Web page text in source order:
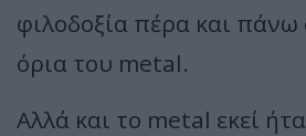
φιλοδοξία πέρα και
όρια του metal.
Αλλά και το metal εκεί